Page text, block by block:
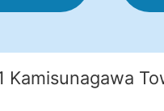
Kamisunagawa